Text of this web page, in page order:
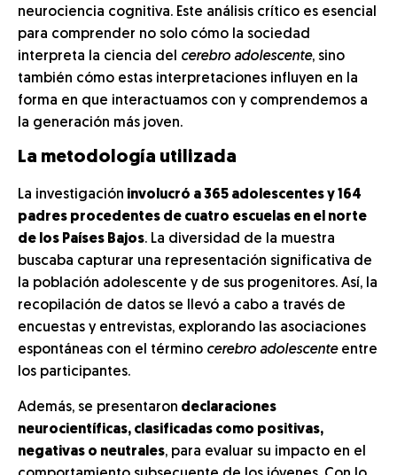
neurociencia cognitiva. Este análisis crítico es esencial
para comprender no solo cómo la sociedad
interpreta la ciencia del cerebro adolescente, sino
también cómo estas interpretaciones influyen en la
forma en que interactuamos con y comprendemos a
la generación más joven.
La metodología utilizada
La investigación involucró a 365 adolescentes y 164
padres procedentes de cuatro escuelas en el norte
de los Países Bajos. La diversidad de la muestra
buscaba capturar una representación significativa de
la población adolescente y de sus progenitores. Así, la
recopilación de datos se llevó a cabo a través de
encuestas y entrevistas, explorando las asociaciones
espontáneas con el término cerebro adolescenteentre
los participantes.
Además, se presentaron declaraciones
neurocientíficas, clasificadas como positivas,
negativas o neutrales, para evaluar su impacto en el